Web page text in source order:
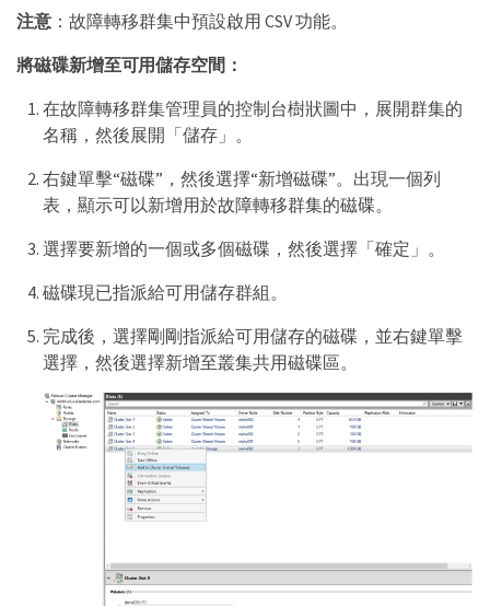
注意：故障轉移群集中預設啟用 CSV 功能。
將磁碟新增至可用儲存空間：
在故障轉移群集管理員的控制台樹狀圖中，展開群集的
名稱，然後展開「儲存」。
右鍵單擊“磁碟”，然後選擇“新增磁碟”。出現一個列
表，顯示可以新增用於故障轉移群集的磁碟。
選擇要新增的一個或多個磁碟，然後選擇「確定」。
磁碟現已指派給可用儲存群組。
完成後，選擇剛剛指派給可用儲存的磁碟，並右鍵單擊
選擇，然後選擇新增至叢集共用磁碟區。